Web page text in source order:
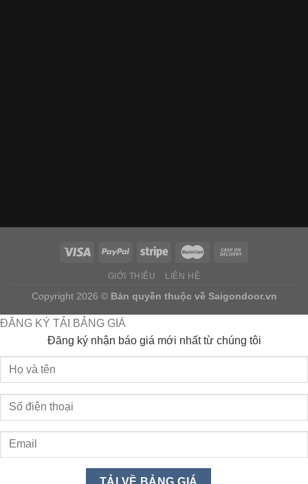
GIỚI THIỆU LIÊN HỆ
Copyright 2026 © Bản quyền thuộc về Saigondoor.vn
ĐĂNG KÝ TẢI BẢNG GIÁ
Đăng ký nhận báo giá mới nhất từ chúng tôi